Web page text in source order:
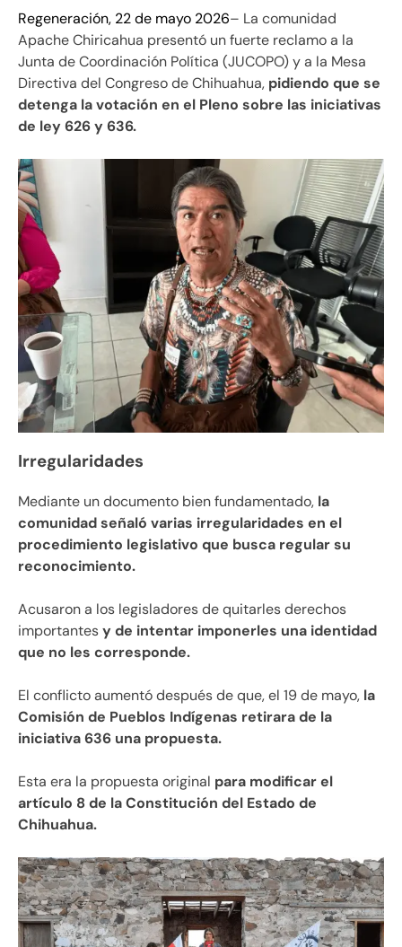
Regeneración, 22 de mayo 2026– La comunidad
Apache Chiricahua presentó un fuerte reclamo a la
Junta de Coordinación Política (JUCOPO) y a la Mesa
Directiva del Congreso de Chihuahua, pidiendo que se
detenga la votación en el Pleno sobre las iniciativas
de ley 626 y 636.
Irregularidades
Mediante un documento bien fundamentado, la
comunidad señaló varias irregularidades en el
procedimiento legislativo que busca regular su
reconocimiento.
Acusaron a los legisladores de quitarles derechos
importantesy de intentar imponerles una identidad
que no les corresponde.
El conflicto aumentó después de que, el 19 de mayo, la
Comisión de Pueblos Indígenas retirara de la
iniciativa 636 una propuesta.
Esta era la propuesta original para modificar el
artículo 8 de la Constitución del Estado de
Chihuahua.